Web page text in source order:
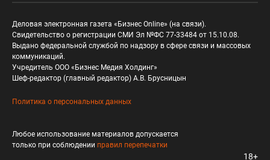
Деловая электронная газета «Бизнес Online» (на связи).
Свидетельство о регистрации СМИ Эл №ФС 77-33484 от 15.10.08.
Выдано федеральной службой по надзору в сфере связи и массовых
коммуникаций.
Учредитель ООО «Бизнес Медия Холдинг»
Шеф-редактор (главный редактор) А.В. Брусницын
Политика о персональных данных
Любое использование материалов допускается
только при соблюдении правил перепечатки
18+